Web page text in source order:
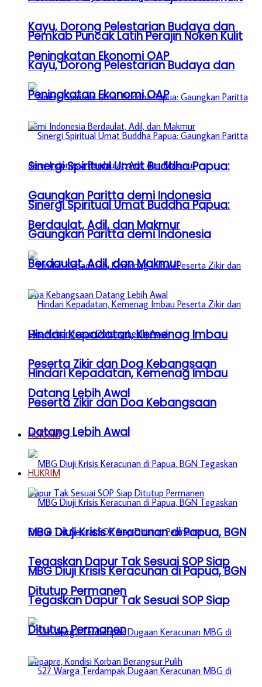
Kayu, Dorong Pelestarian Budaya dan
Peningkatan Ekonomi OAP
Sinergi Spiritual Umat Buddha Papua:
Gaungkan Paritta demi Indonesia
Berdaulat, Adil, dan Makmur
Hindari Kepadatan, Kemenag Imbau
Peserta Zikir dan Doa Kebangsaan
Datang Lebih Awal
HUKRIM
MBG Diuji Krisis Keracunan di Papua, BGN
Tegaskan Dapur Tak Sesuai SOP Siap
Ditutup Permanen
Pemkab Puncak Latih Perajin Noken Kulit
Kayu, Dorong Pelestarian Budaya dan
Peningkatan Ekonomi OAP
Sinergi Spiritual Umat Buddha Papua:
Gaungkan Paritta demi Indonesia
Berdaulat, Adil, dan Makmur
Hindari Kepadatan, Kemenag Imbau
Peserta Zikir dan Doa Kebangsaan
Datang Lebih Awal
HUKRIM
MBG Diuji Krisis Keracunan di Papua, BGN
Tegaskan Dapur Tak Sesuai SOP Siap
Ditutup Permanen